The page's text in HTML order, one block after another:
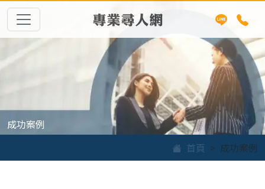
專業尋人網
成功案例
首頁
成功案例